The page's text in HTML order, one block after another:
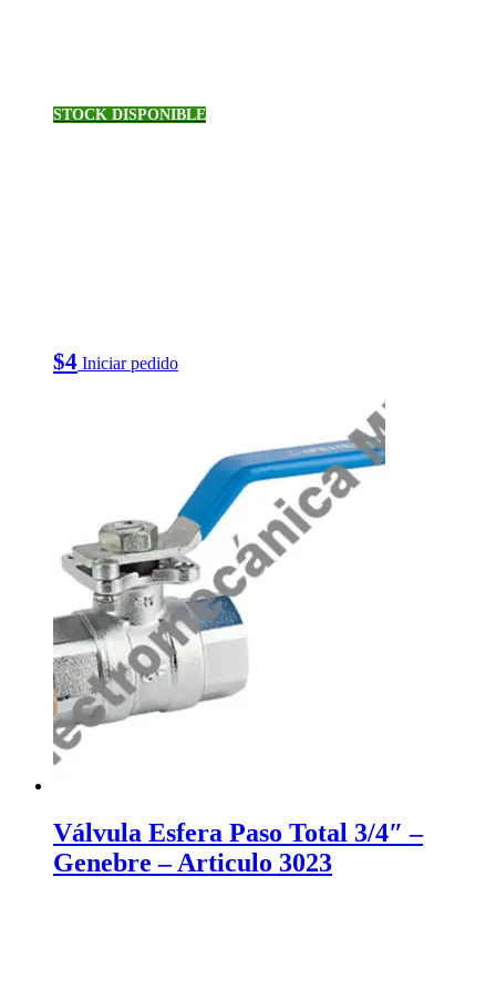
STOCK DISPONIBLE
$4 Iniciar pedido
Válvula Esfera Paso Total 3/4″ –
Genebre – Articulo 3023